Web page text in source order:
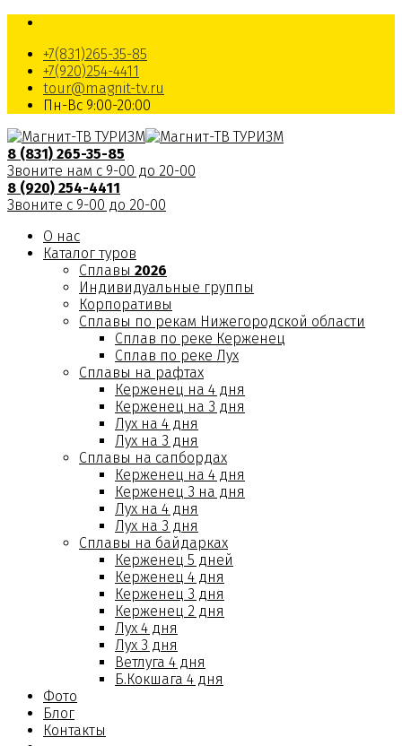
+7(831)265-35-85
+7(920)254-4411
tour@magnit-tv.ru
Пн-Вс 9:00-20:00
8 (831) 265-35-85
Звоните нам с 9-00 до 20-00
8 (920) 254-4411
Звоните с 9-00 до 20-00
О нас
Каталог туров
Сплавы 2026
Индивидуальные группы
Корпоративы
Сплавы по рекам Нижегородской области
Сплав по реке Керженец
Сплав по реке Лух
Сплавы на рафтах
Керженец на 4 дня
Керженец на 3 дня
Лух на 4 дня
Лух на 3 дня
Сплавы на сапбордах
Керженец на 4 дня
Керженец 3 на дня
Лух на 4 дня
Лух на 3 дня
Сплавы на байдарках
Керженец 5 дней
Керженец 4 дня
Керженец 3 дня
Керженец 2 дня
Лух 4 дня
Лух 3 дня
Ветлуга 4 дня
Б.Кокшага 4 дня
Фото
Блог
Контакты